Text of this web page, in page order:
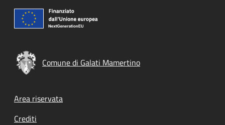
Comune di Galati Mamertino
Footer menu
Area riservata
Crediti